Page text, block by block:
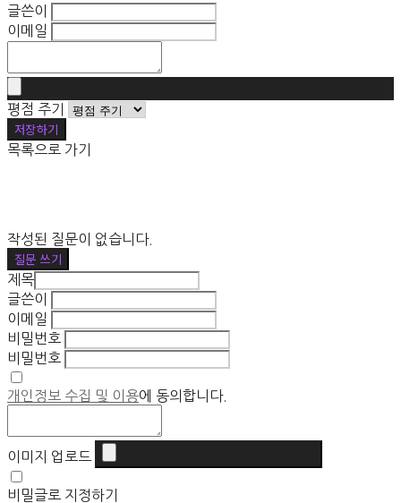
글쓴이
이메일
평점 주기
저장하기
목록으로 가기
작성된 질문이 없습니다.
질문 쓰기
제목
글쓴이
이메일
비밀번호
비밀번호
개인정보 수집 및 이용에 동의합니다.
이미지 업로드
비밀글로 지정하기